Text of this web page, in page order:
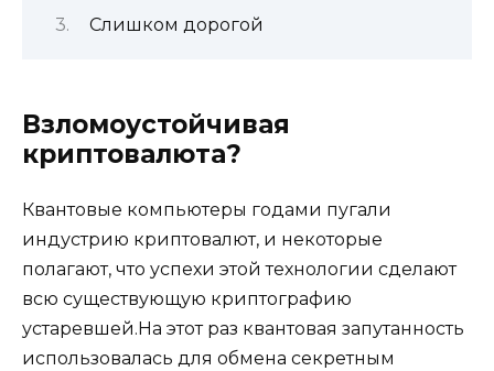
Слишком дорогой
Взломоустойчивая
криптовалюта?
Квантовые компьютеры годами пугали
индустрию криптовалют, и некоторые
полагают, что успехи этой технологии сделают
всю существующую криптографию
устаревшей.На этот раз квантовая запутанность
использовалась для обмена секретным